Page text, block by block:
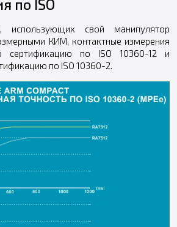
по ISO
использующих свой манипулятор
КИМ, контактные измерения
сертификацию по ISO 10360-12 и
по ISO 10360-2.